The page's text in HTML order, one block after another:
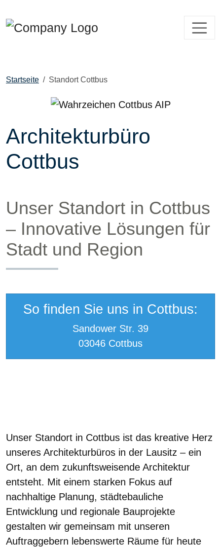
Startseite Standort Cottbus
Architekturbüro
Cottbus
Unser Standort in Cottbus
– Innovative Lösungen für
Stadt und Region
So finden Sie uns in Cottbus:
Sandower Str. 39
03046 Cottbus
Unser Standort in Cottbus ist das kreative Herz
unseres Architekturbüros in der Lausitz – ein
Ort, an dem zukunftsweisende Architektur
entsteht. Mit einem starken Fokus auf
nachhaltige Planung, städtebauliche
Entwicklung und regionale Bauprojekte
gestalten wir gemeinsam mit unseren
Auftraggebern lebenswerte Räume für heute